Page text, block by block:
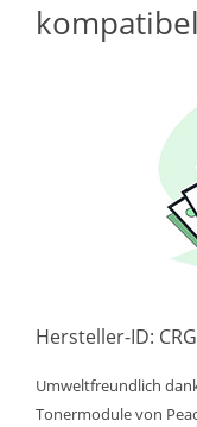
Hersteller-ID:
Umweltfreundlich
Tonermodule von